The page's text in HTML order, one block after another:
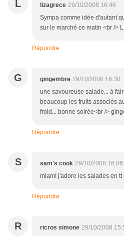
L lizagrece 29/10/2008 16:46
Sympa comme idée d'autant
sur le marché ce matin <br />
Répondre
G gingembre 29/10/2008 16:30
une savoureuse salade... à
beaucoup les fruits associés
froid... bonne soirée<br />
Répondre
S sam's cook 29/10/2008 16:06
miam! j'adore les salades en tt
Répondre
R ricros simone 29/10/2008